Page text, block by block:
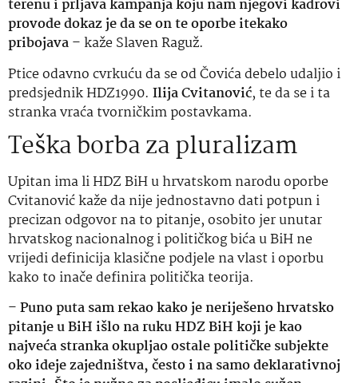
terenu i prljava kampanja koju nam njegovi kadrovi
provode dokaz je da se on te oporbe itekako
pribojava– kaže Slaven Raguž.
Ptice odavno cvrkuću da se od Čovića debelo udaljio i
predsjednik HDZ1990. Ilija Cvitanović, te da se i ta
stranka vraća tvorničkim postavkama.
Teška borba za pluralizam
Upitan ima li HDZ BiH u hrvatskom narodu oporbe
Cvitanović kaže da nije jednostavno dati potpun i
precizan odgovor na to pitanje, osobito jer unutar
hrvatskog nacionalnog i političkog bića u BiH ne
vrijedi definicija klasične podjele na vlast i oporbu
kako to inače definira politička teorija.
–Puno puta sam rekao kako je neriješeno hrvatsko
pitanje u BiH išlo na ruku HDZ BiH koji je kao
najveća stranka okupljao ostale političke subjekte
oko ideje zajedništva, često i na samo deklarativnoj